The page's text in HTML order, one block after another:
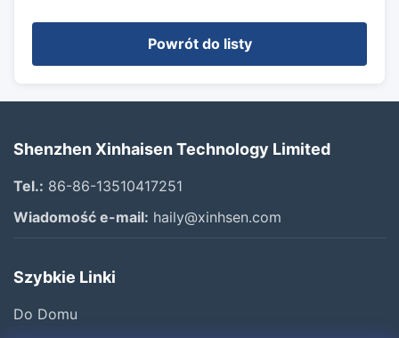
Powrót do listy
Shenzhen Xinhaisen Technology Limited
Tel.: 86-86-13510417251
Wiadomość e-mail: haily@xinhsen.com
Szybkie Linki
Do Domu